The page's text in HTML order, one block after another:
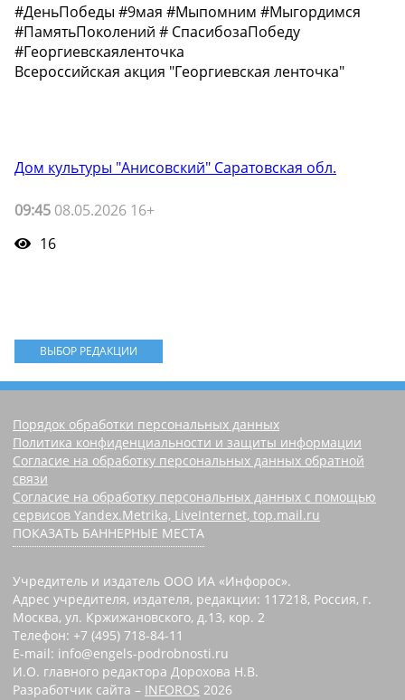
#ДеньПобеды #9мая #Мыпомним #Мыгордимся
#ПамятьПоколений # СпасибозаПобеду
#Георгиевскаяленточка
Всероссийская акция "Георгиевская ленточка"
Дом культуры "Анисовский" Саратовская обл.
09:45 08.05.2026 16+
16
ВЫБОР РЕДАКЦИИ
Порядок обработки персональных данных
Политика конфиденциальности и защиты информации
Согласие на обработку персональных данных обратной
связи
Согласие на обработку персональных данных с помощью
сервисов Yandex.Metrika, LiveInternet, top.mail.ru
ПОКАЗАТЬ БАННЕРНЫЕ МЕСТА
Учредитель и издатель ООО ИА «Инфорос».
Адрес учредителя, издателя, редакции: 117218, Россия, г.
Москва, ул. Кржижановского, д.13, кор. 2
Телефон: +7 (495) 718-84-11
E-mail: info@engels-podrobnosti.ru
И.О. главного редактора Дорохова Н.В.
Разработчик сайта – INFOROS 2026